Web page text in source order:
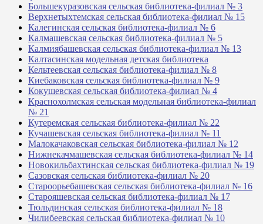
Большекуразовская сельская библиотека-филиал № 3
Верхнетыхтемская сельская библиотека-филиал № 15
Калегинская сельская библиотека-филиал № 6
Калмашевская сельская библиотека-филиал № 5
Калмиябашевская сельская библиотека-филиал № 13
Калтасинская модельная детская библиотека
Кельтеевская сельская библиотека-филиал № 8
Киебаковская сельская библиотека-филиал № 9
Кокушевская сельская библиотека-филиал № 4
Краснохолмская сельская модельная библиотека-филиал
№ 21
Кутеремская сельская библиотека-филиал № 22
Кучашевская сельская библиотека-филиал № 11
Малокачаковская сельская библиотека-филиал № 12
Нижнекачмашевская сельская библиотека-филиал № 14
Новокильбахтинская сельская библиотека-филиал № 19
Сазовская сельская библиотека-филиал № 20
Староорьебашевская сельская библиотека-филиал № 16
Старояшевская сельская библиотека-филиал № 17
Тюльдинская сельская библиотека-филиал № 18
Чилибеевская сельская библиотека-филиал № 10